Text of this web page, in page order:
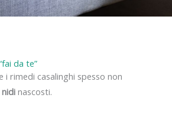
da te”
rimedi casalinghi spesso non
nascosti.